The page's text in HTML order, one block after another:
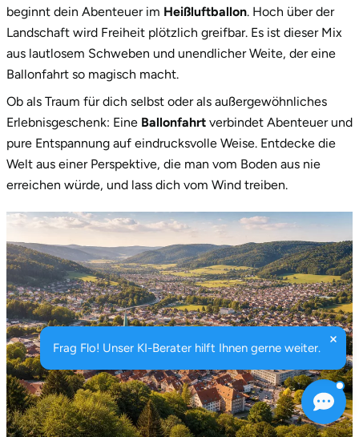
beginnt dein Abenteuer im Heißluftballon. Hoch über der
Landschaft wird Freiheit plötzlich greifbar. Es ist dieser Mix
aus lautlosem Schweben und unendlicher Weite, der eine
Ballonfahrt so magisch macht.
Ob als Traum für dich selbst oder als außergewöhnliches
Erlebnisgeschenk: Eine Ballonfahrt verbindet Abenteuer und
pure Entspannung auf eindrucksvolle Weise. Entdecke die
Welt aus einer Perspektive, die man vom Boden aus nie
erreichen würde, und lass dich vom Wind treiben.
Frag Flo! Unser KI-Berater hilft Ihnen gerne weiter.